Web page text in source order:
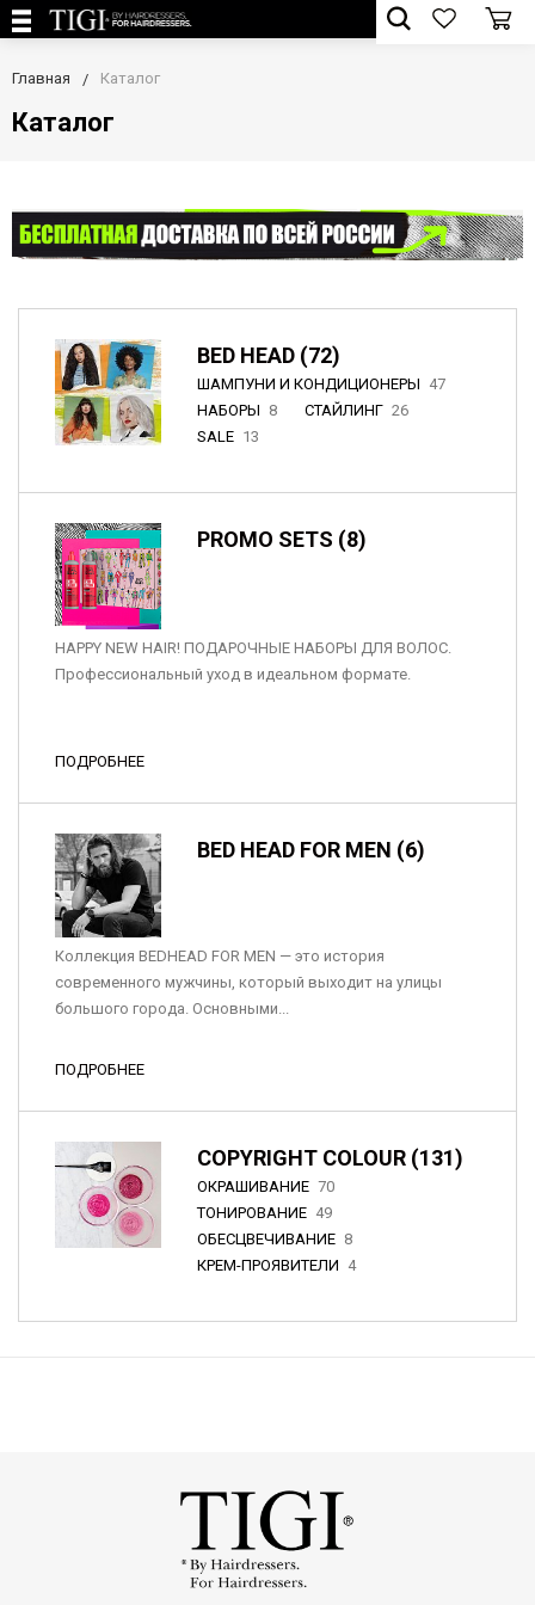
Главная Каталог
Каталог
BED HEAD (72)
ШАМПУНИ И КОНДИЦИОНЕРЫ 47
НАБОРЫ 8 СТАЙЛИНГ 26
SALE 13
PROMO SETS (8)
HAPPY NEW HAIR! ПОДАРОЧНЫЕ НАБОРЫ ДЛЯ ВОЛОС.
Профессиональный уход в идеальном формате.
ПОДРОБНЕЕ
BED HEAD FOR MEN (6)
Коллекция BEDHEAD FOR MEN — это история
современного мужчины, который выходит на улицы
большого города. Основными...
ПОДРОБНЕЕ
COPYRIGHT COLOUR (131)
ОКРАШИВАНИЕ 70
ТОНИРОВАНИЕ 49
ОБЕСЦВЕЧИВАНИЕ 8
КРЕМ-ПРОЯВИТЕЛИ 4